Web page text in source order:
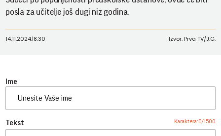
posla za učitelje još dugi niz godina.
14.11.2024.|8:30 Izvor: Prva TV/J.G.
Ime
Tekst Karaktera:0/1500